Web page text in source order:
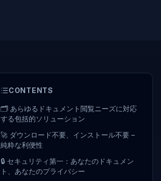
CONTENTS
🗂️ あらゆるドキュメント閲覧ニーズに対応
する包括的ソリューション
🚀 ダウンロード不要、インストール不要 –
純粋な利便性
🔒 セキュリティ第一：あなたのドキュメン
ト、あなたのプライバシー